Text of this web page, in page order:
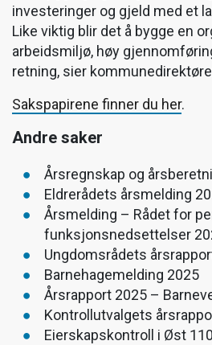
investeringer og gjeld med et
Like viktig blir det å bygge en
arbeidsmiljø, høy
retning, sier
Sakspapirene finner du her.
Andre saker
Årsregnskap og
Eldrerådets årsmelding
Årsmelding – Rådet for
funksjonsnedsettelser
Ungdomsrådets
Barnehagemelding 2025
Årsrapport 2025 –
Kontrollutvalgets
Eierskapskontroll i Øst